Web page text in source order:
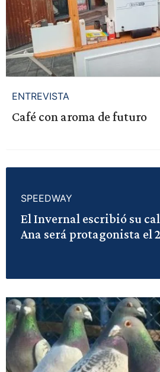
ENTREVISTA
Café con aroma de futuro
SPEEDWAY
El Invernal escribió su
Ana será protagonista el